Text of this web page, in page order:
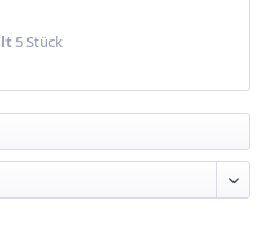
5 Stück